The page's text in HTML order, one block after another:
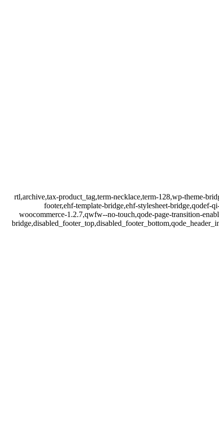
rtl,archive,tax-product_tag,term-necklace,term-128,wp-theme-
footer,ehf-template-bridge,ehf-stylesheet-
woocommerce-1.2.7,qwfw--no-touch,qode-page-transition-